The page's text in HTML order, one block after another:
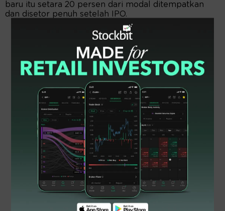
baru itu setara 20 persen dari modal ditempatkan
dan disetor penuh setelah IPO.